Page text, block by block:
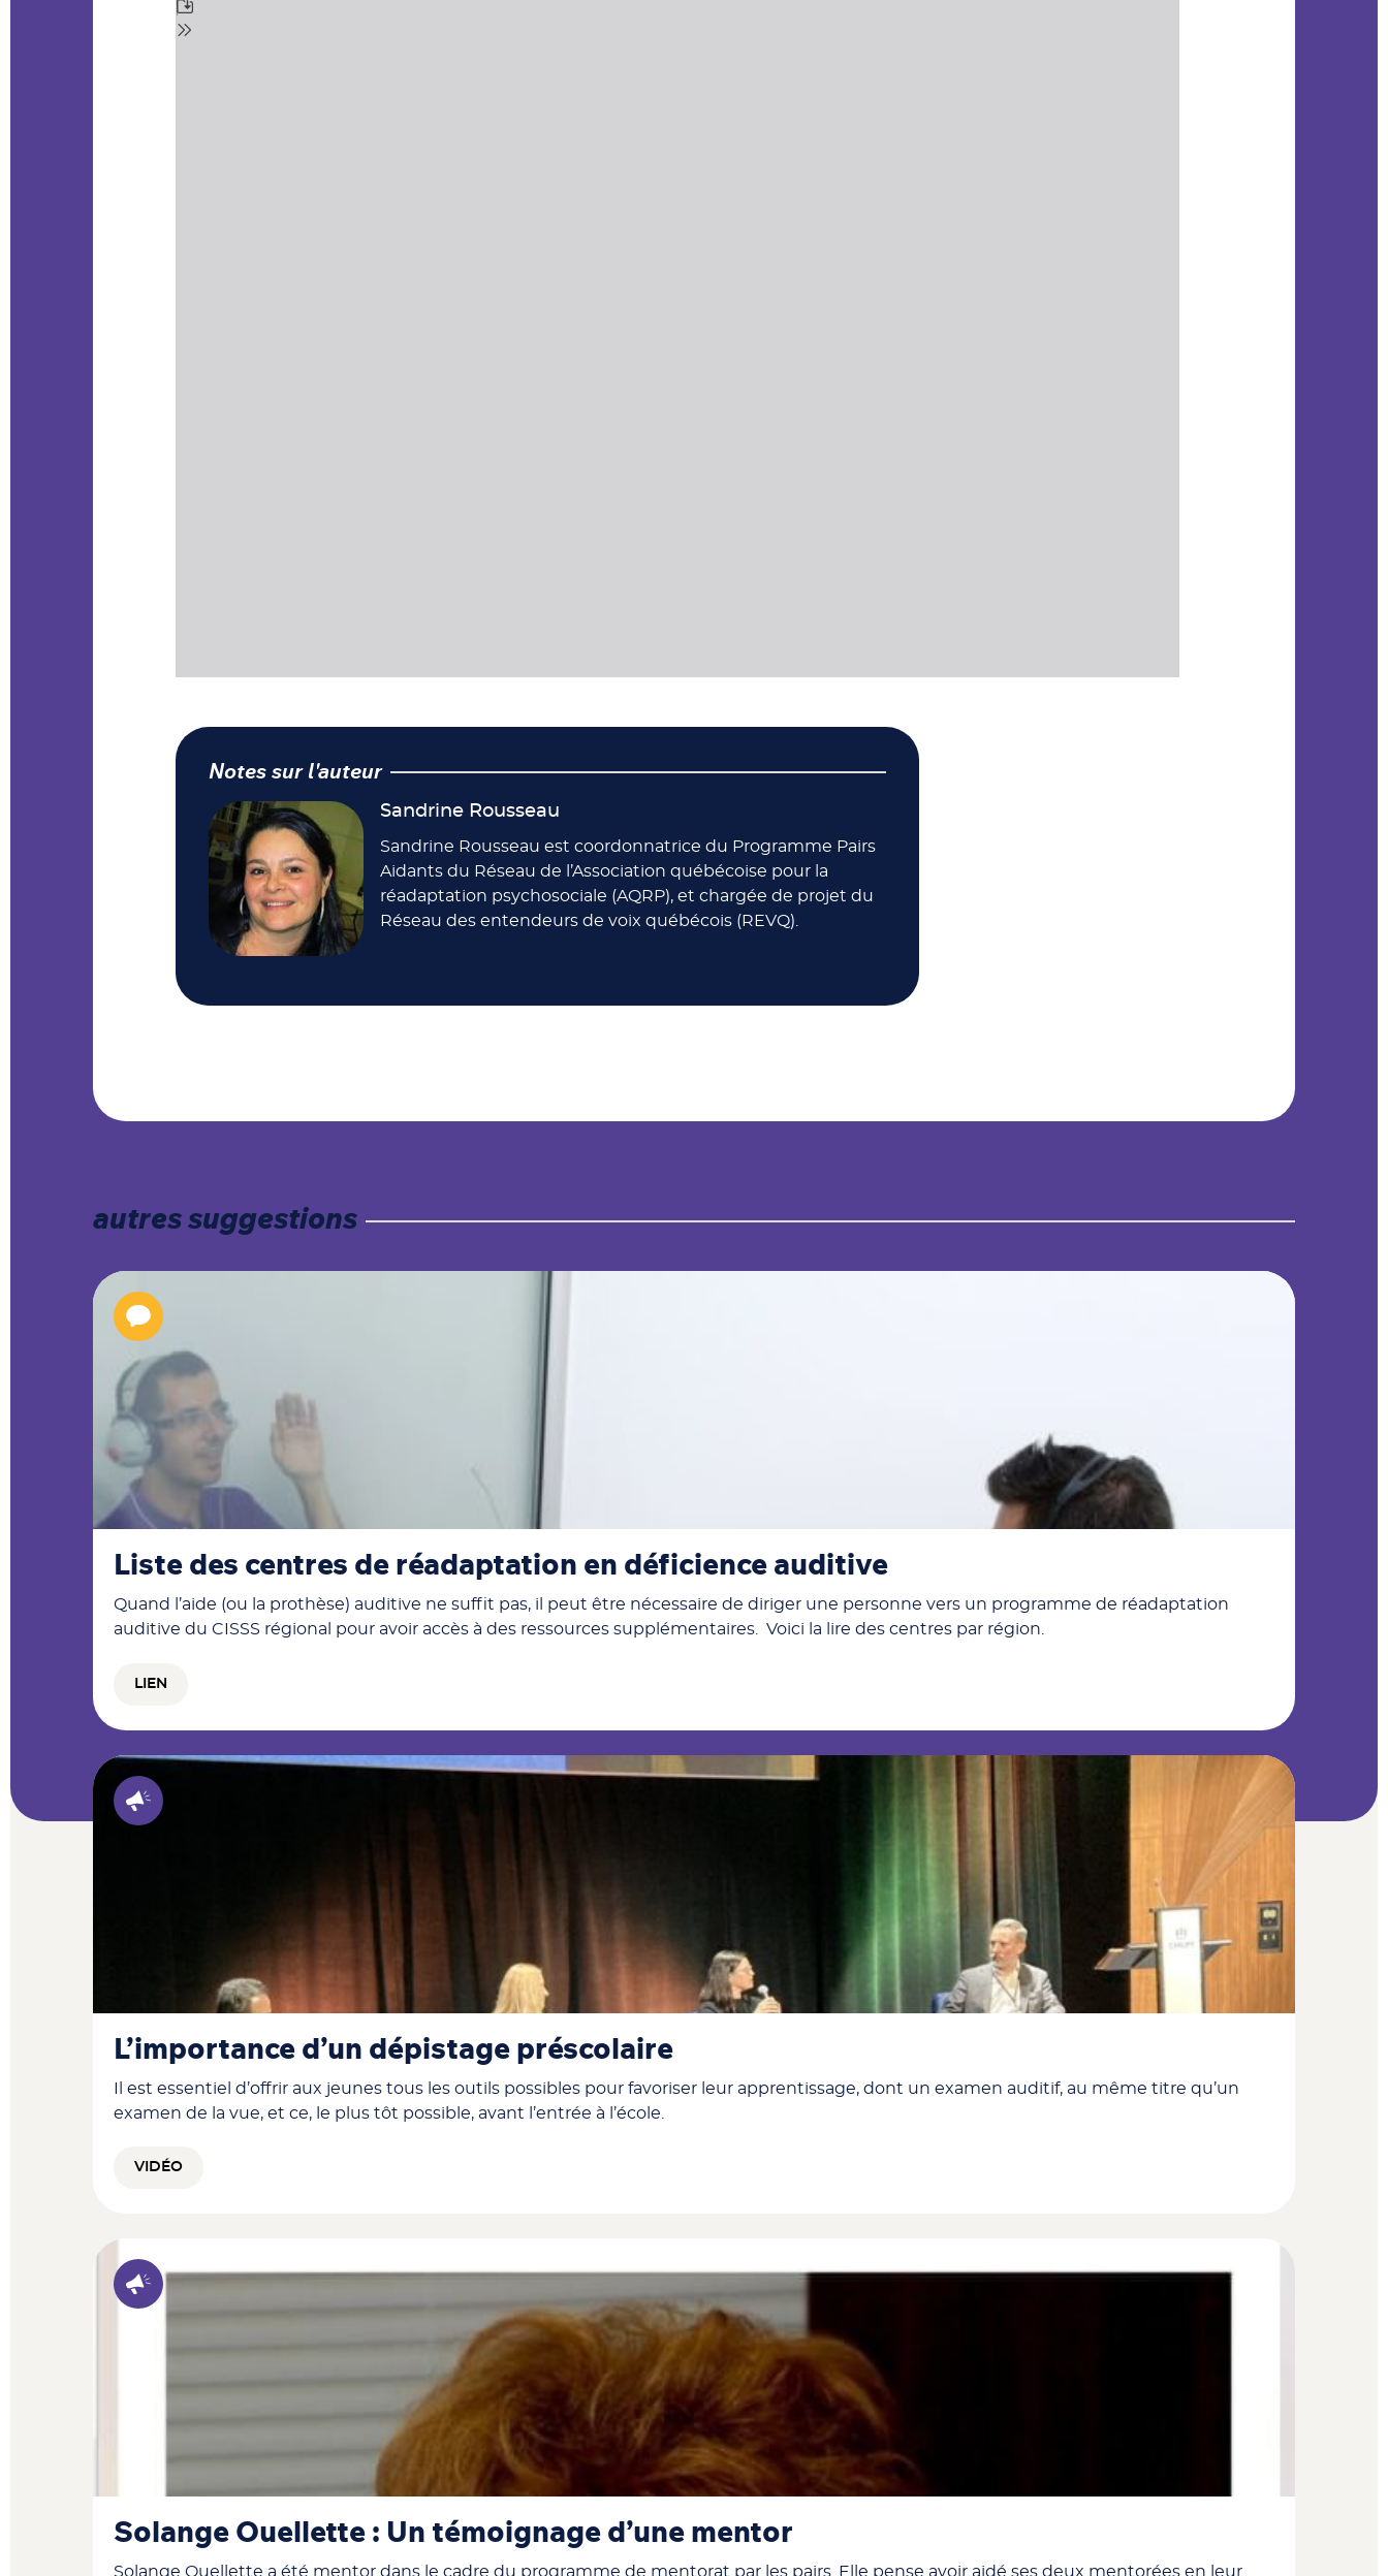
Notes sur l'auteur
Sandrine Rousseau
Sandrine Rousseau est coordonnatrice du Programme Pairs
Aidants du Réseau de l’Association québécoise pour la
réadaptation psychosociale (AQRP), et chargée de projet du
Réseau des entendeurs de voix québécois (REVQ).
autres suggestions
Liste des centres de réadaptation en déficience auditive
Quand l’aide (ou la prothèse) auditive ne suffit pas, il peut être nécessaire de diriger une personne vers un programme de réadaptation
auditive du CISSS régional pour avoir accès à des ressources supplémentaires. Voici la lire des centres par région.
LIEN
L’importance d’un dépistage préscolaire
Il est essentiel d’offrir aux jeunes tous les outils possibles pour favoriser leur apprentissage, dont un examen auditif, au même titre qu’un
examen de la vue, et ce, le plus tôt possible, avant l’entrée à l’école.
VIDÉO
Solange Ouellette : Un témoignage d’une mentor
Solange Ouellette a été mentor dans le cadre du programme de mentorat par les pairs. Elle pense avoir aidé ses deux mentorées en leur